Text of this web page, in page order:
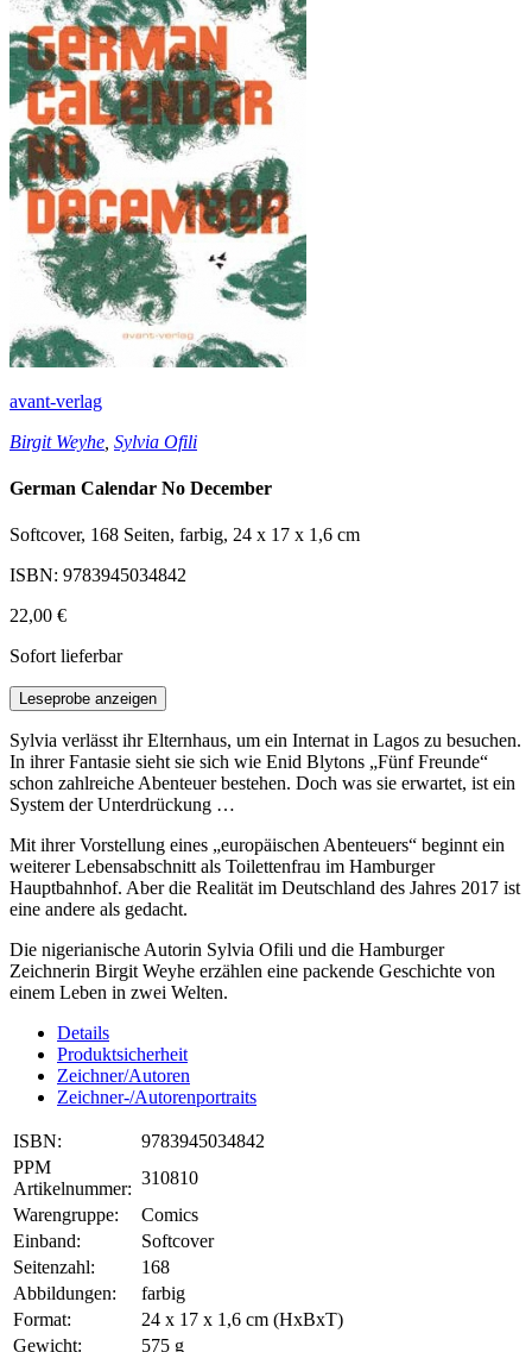
avant-verlag
Birgit Weyhe Sylvia Ofili
German Calendar No December
Softcover, 168 Seiten, farbig, 24 x 17 x 1,6 cm
ISBN: 9783945034842
22,00 €
Sofort lieferbar
Leseprobe anzeigen
Sylvia verlässt ihr Elternhaus, um ein Internat in Lagos zu besuchen.
In ihrer Fantasie sieht sie sich wie Enid Blytons „Fünf Freunde“
schon zahlreiche Abenteuer bestehen. Doch was sie erwartet, ist ein
System der Unterdrückung …
Mit ihrer Vorstellung eines „europäischen Abenteuers“ beginnt ein
weiterer Lebensabschnitt als Toilettenfrau im Hamburger
Hauptbahnhof. Aber die Realität im Deutschland des Jahres 2017 ist
eine andere als gedacht.
Die nigerianische Autorin Sylvia Ofili und die Hamburger
Zeichnerin Birgit Weyhe erzählen eine packende Geschichte von
einem Leben in zwei Welten.
Details
Produktsicherheit
Zeichner/Autoren
Zeichner-/Autorenportraits
ISBN:
9783945034842
PPM
Artikelnummer:
310810
Warengruppe:
Comics
Einband:
Softcover
Seitenzahl:
168
Abbildungen:
farbig
Format:
24 x 17 x 1,6 cm (HxBxT)
Gewicht:
575 g